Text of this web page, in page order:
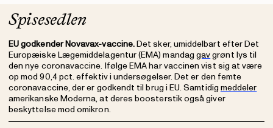
Spisesedlen
EU godkender Novavax-vaccine.Det sker, umiddelbart efter Det
Europæiske Lægemiddelagentur (EMA) mandag gavgrønt lys til
den nye coronavaccine. Ifølge EMA har vaccinen vist sig at være
op mod 90,4 pct. effektiv i undersøgelser. Det er den femte
coronavaccine, der er godkendt til brug i EU. Samtidig meddeler
amerikanske Moderna, at deres boosterstik også giver
beskyttelse mod omikron.